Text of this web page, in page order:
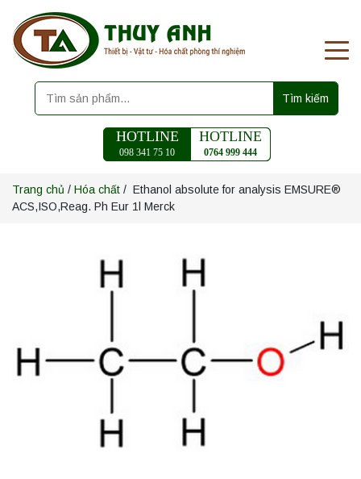
Tìm kiếm
HOTLINE
098 341 75 10
HOTLINE
0764 999 444
Trang chủ / Hóa chất / Ethanol absolute for analysis EMSURE®
ACS,ISO,Reag. Ph Eur 1l Merck